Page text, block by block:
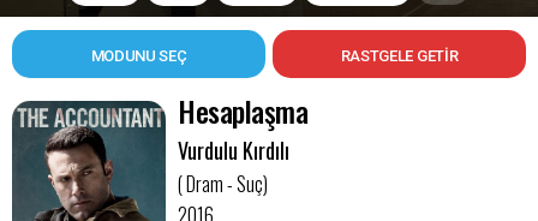
MODUNU SEÇ
Hesaplaşma
Vurdulu Kırdılı
( Dram - Suç)
2016